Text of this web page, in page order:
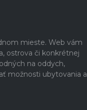
mieste. Web vám
ostrova či konkrétnej
na oddych,
možnosti ubytovania a